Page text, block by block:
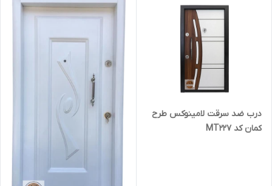
درب ضد سرقت لامینوکس طرح
کمان کد MT227